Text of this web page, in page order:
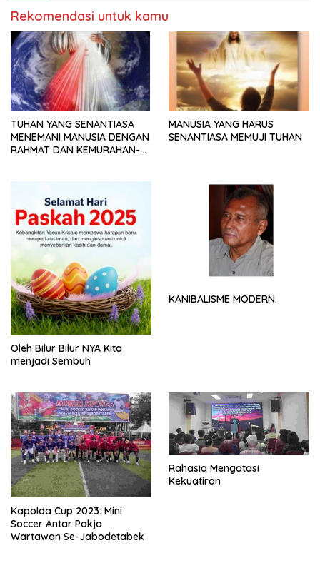
Rekomendasi untuk kamu
TUHAN YANG SENANTIASA
MENEMANI MANUSIA DENGAN
RAHMAT DAN KEMURAHAN-
MANUSIA YANG HARUS
SENANTIASA MEMUJI TUHAN
Oleh Bilur Bilur NYA Kita
menjadi Sembuh
KANIBALISME MODERN.
Kapolda Cup 2023: Mini
Soccer Antar Pokja
Wartawan Se-Jabodetabek
Rahasia Mengatasi
Kekuatiran